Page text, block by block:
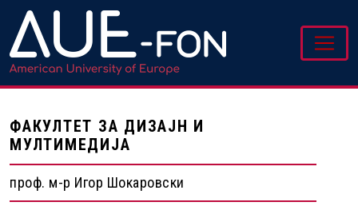
ФАКУЛТЕТ ЗА ДИЗАЈН И
МУЛТИМЕДИЈА
проф. м-р Игор Шокаровски